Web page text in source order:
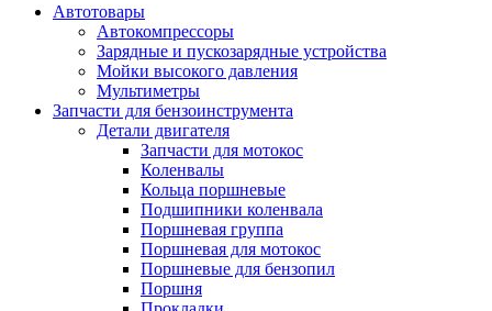
Автотовары
Автокомпрессоры
Зарядные и пускозарядные устройства
Мойки высокого давления
Мультиметры
Запчасти для бензоинструмента
Детали двигателя
Запчасти для мотокос
Коленвалы
Кольца поршневые
Подшипники коленвала
Поршневая группа
Поршневая для мотокос
Поршневые для бензопил
Поршня